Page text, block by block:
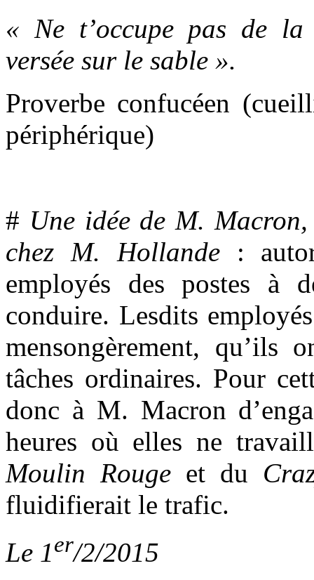
« Ne t’occupe pas de la
versée sur le sable ».
Proverbe confucéen
périphérique)
# Une idée de M.
chez M. Hollande :
employés des postes à
conduire. Lesdits
mensongèrement, qu’ils
tâches ordinaires. Pour
donc à M. Macron
heures où elles ne
Moulin Rouge et du
fluidifierait le trafic.
Le 1er/2/2015